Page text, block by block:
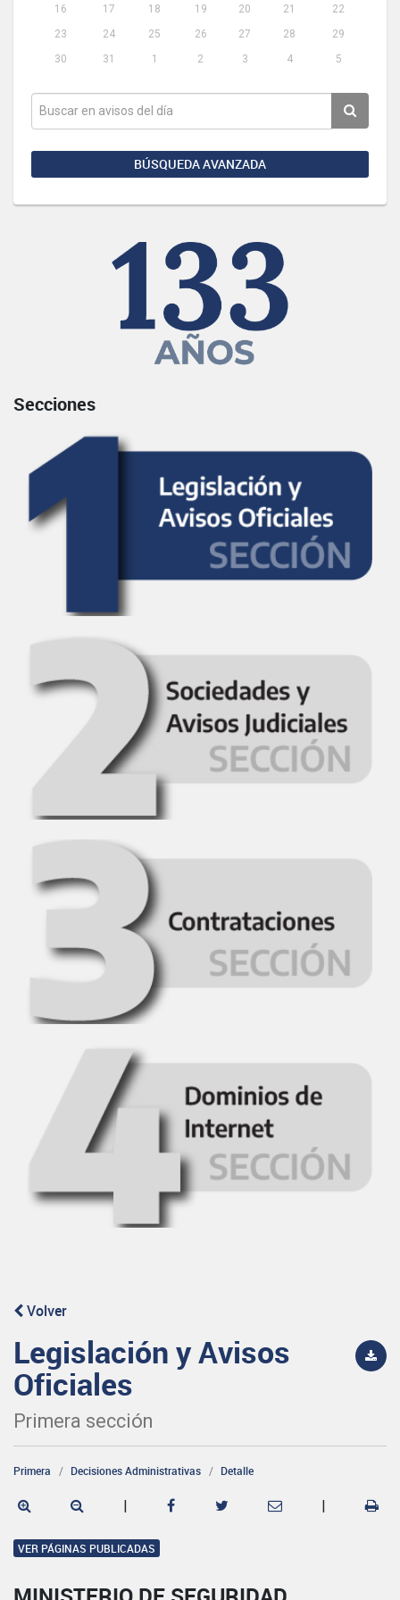
16
17 18 19 20 21
22
23
24 25 26 27 28
29
30
31 1 2 3 4 5
BÚSQUEDA AVANZADA
Secciones
Volver
Legislación y Avisos
Oficiales
Primera sección
Primera Decisiones Administrativas Detalle
| |
VER PÁGINAS PUBLICADAS